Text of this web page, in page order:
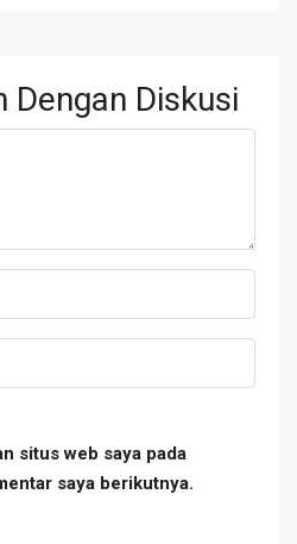
Dengan Diskusi
situs web saya pada
saya berikutnya.